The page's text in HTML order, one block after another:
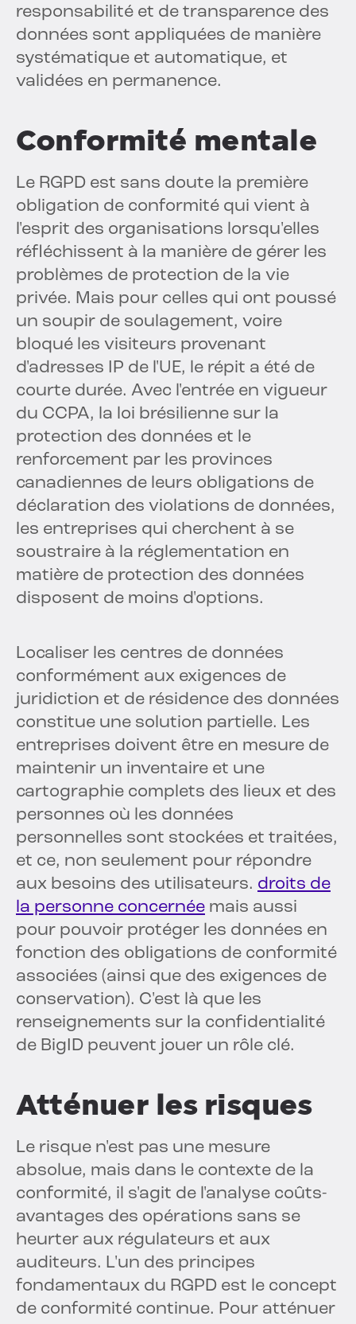
responsabilité et de transparence des
données sont appliquées de manière
systématique et automatique, et
validées en permanence.
Conformité mentale
Le RGPD est sans doute la première
obligation de conformité qui vient à
l'esprit des organisations lorsqu'elles
réfléchissent à la manière de gérer les
problèmes de protection de la vie
privée. Mais pour celles qui ont poussé
un soupir de soulagement, voire
bloqué les visiteurs provenant
d'adresses IP de l'UE, le répit a été de
courte durée. Avec l'entrée en vigueur
du CCPA, la loi brésilienne sur la
protection des données et le
renforcement par les provinces
canadiennes de leurs obligations de
déclaration des violations de données,
les entreprises qui cherchent à se
soustraire à la réglementation en
matière de protection des données
disposent de moins d'options.
Localiser les centres de données
conformément aux exigences de
juridiction et de résidence des données
constitue une solution partielle. Les
entreprises doivent être en mesure de
maintenir un inventaire et une
cartographie complets des lieux et des
personnes où les données
personnelles sont stockées et traitées,
et ce, non seulement pour répondre
aux besoins des utilisateurs. droits de
la personne concernée mais aussi
pour pouvoir protéger les données en
fonction des obligations de conformité
associées (ainsi que des exigences de
conservation). C'est là que les
renseignements sur la confidentialité
de BigID peuvent jouer un rôle clé.
Atténuer les risques
Le risque n'est pas une mesure
absolue, mais dans le contexte de la
conformité, il s'agit de l'analyse coûts-
avantages des opérations sans se
heurter aux régulateurs et aux
auditeurs. L'un des principes
fondamentaux du RGPD est le concept
de conformité continue. Pour atténuer